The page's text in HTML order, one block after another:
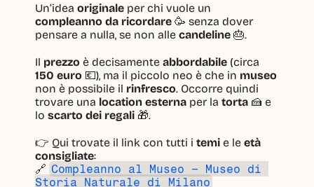
Un’idea originale
compleanno da ricordare 🥳 senza dover
pensare a nulla, se non alle candeline 🎂.
Il prezzo è decisamente abbordabile
150 euro 💶), ma il piccolo neo è che in museo
non è possibile il rinfresco. Occorre quindi
trovare una location esterna per la torta 🍰 e
lo scarto dei regali 🎁.
👉 Qui trovate il link con tutti i temi e le età
consigliate:
🔗 Compleanno al Museo – Museo di
Storia Naturale di Milano